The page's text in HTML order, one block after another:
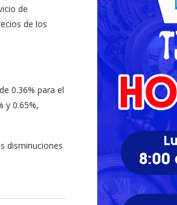
de
de los
0.36% para el
y 0.65%,
disminuciones